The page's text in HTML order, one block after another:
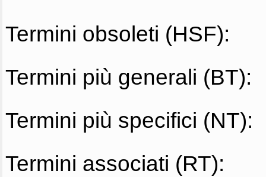
Termini obsoleti (HSF):
Termini più generali (BT):
Termini più specifici (NT):
Termini associati (RT):